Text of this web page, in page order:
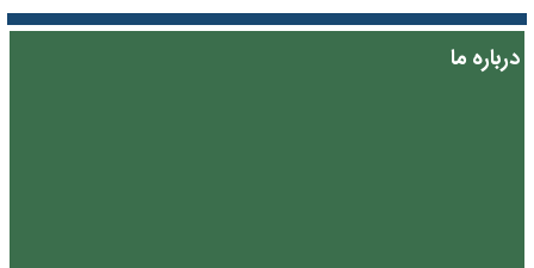
درباره ما